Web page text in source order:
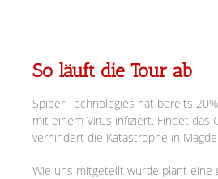
So läuft die Tour ab
Spider Technologies hat bereits
mit einem Virus infiziert. Findet das
verhindert die Katastrophe in
Wie uns mitgeteilt wurde plant eine